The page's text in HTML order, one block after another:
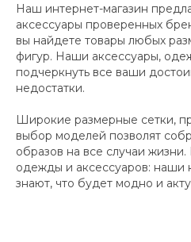
Наш интернет-магазин
аксессуары проверенных
вы найдете товары любых
фигур. Наши аксессуары,
подчеркнуть все ваши
недостатки.
Широкие размерные сетки,
выбор моделей позволят
образов на все случаи
одежды и аксессуаров: наши
знают, что будет модно и